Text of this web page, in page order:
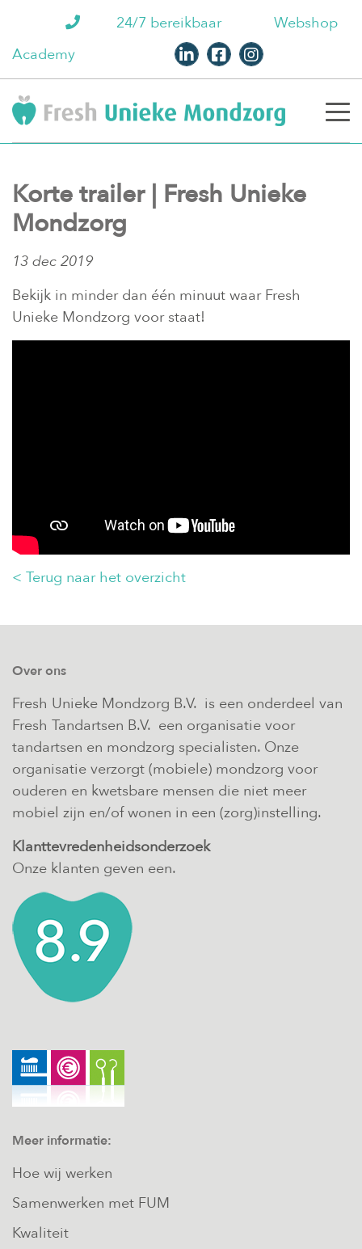
24/7 bereikbaar
Webshop
Academy
Korte trailer | Fresh Unieke
Mondzorg
13 dec 2019
Bekijk in minder dan één minuut waar Fresh
Unieke Mondzorg voor staat!
< Terug naar het overzicht
Over ons
Fresh Unieke Mondzorg B.V. is een onderdeel van
Fresh Tandartsen B.V. een organisatie voor
tandartsen en mondzorg specialisten. Onze
organisatie verzorgt (mobiele) mondzorg voor
ouderen en kwetsbare mensen die niet meer
mobiel zijn en/of wonen in een (zorg)instelling.
Klanttevredenheidsonderzoek
Onze klanten geven een.
Meer informatie:
Hoe wij werken
Samenwerken met FUM
Kwaliteit